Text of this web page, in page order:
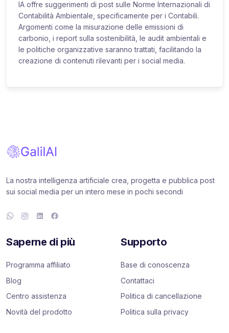
IA offre suggerimenti di post sulle Norme Internazionali di
Contabilità Ambientale, specificamente per i Contabili.
Argomenti come la misurazione delle emissioni di
carbonio, i report sulla sostenibilità, le audit ambientali e
le politiche organizzative saranno trattati, facilitando la
creazione di contenuti rilevanti per i social media.
La nostra intelligenza artificiale crea, progetta e pubblica post
sui social media per un intero mese in pochi secondi
Saperne di più
Programma affiliato
Blog
Centro assistenza
Novità del prodotto
Supporto
Base di conoscenza
Contattaci
Politica di cancellazione
Politica sulla privacy